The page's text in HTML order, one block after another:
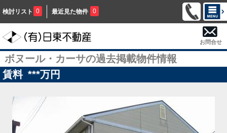
検討リスト 0 最近見た物件 0
お問合せ
ボヌール・カーサの過去掲載物件情報
賃料 ***万円